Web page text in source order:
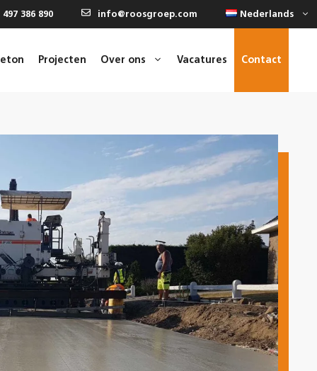
497 386 890 info@roosgroep.com Nederlands
Projecten Over ons Vacatures Contact